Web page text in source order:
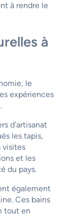
à rendre le
à
le
expériences
d’artisanat
les tapis,
visites
et les
du pays.
également
Ces bains
tout en